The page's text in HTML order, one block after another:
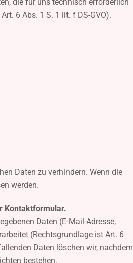
6 Abs. 1 S. 1 lit. f DS-GVO).
Daten zu verhindern. Wenn die
werden.
Kontaktformular.
Daten (E-Mail-Adresse,
(Rechtsgrundlage ist Art. 6
Daten löschen wir, nachdem
bestehen.